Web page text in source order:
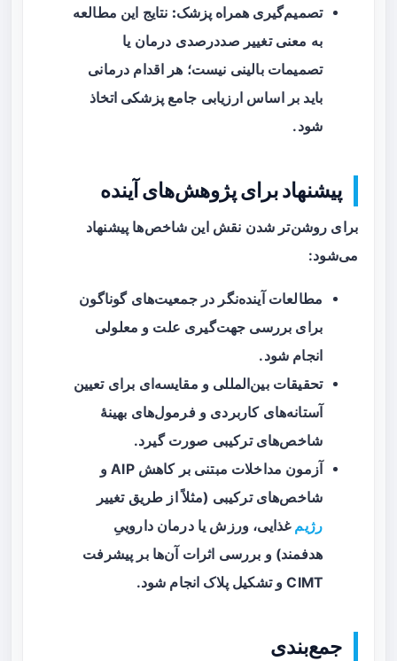
تصمیم‌گیری همراه پزشک: نتایج این مطالعه
به معنی تغییر صددرصدی درمان یا
تصمیمات بالینی نیست؛ هر اقدام درمانی
باید بر اساس ارزیابی جامع پزشکی اتخاذ
شود.
پیشنهاد برای پژوهش‌های آینده
برای روشن‌تر شدن نقش این شاخص‌ها پیشنهاد
می‌شود:
مطالعات آینده‌نگر در جمعیت‌های گوناگون
برای بررسی جهت‌گیری علت و معلولی
انجام شود.
تحقیقات بین‌المللی و مقایسه‌ای برای تعیین
آستانه‌های کاربردی و فرمول‌های بهینهٔ
شاخص‌های ترکیبی صورت گیرد.
آزمون مداخلات مبتنی بر کاهش AIP و
شاخص‌های ترکیبی (مثلاً از طریق تغییر
رژیم غذایی، ورزش یا درمان داروییِ
هدفمند) و بررسی اثرات آن‌ها بر پیشرفت
CIMT و تشکیل پلاک انجام شود.
جمع‌بندی